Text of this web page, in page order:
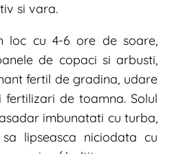
si vara.
loc cu 4-6 ore de soare,
de copaci si arbusti,
fertil de gradina, udare
de toamna. Solul
imbunatati cu turba,
lipseasca niciodata cu